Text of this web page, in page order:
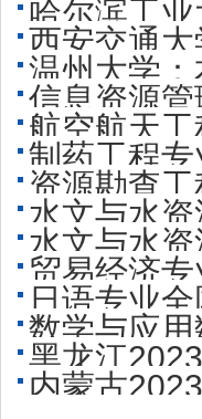
哈尔滨工
西安交通
温州大学
学招生
信息资源
学比较好？
航空航天
学比较好？
制药工程
好？
资源勘查
学比较好？
水文与水
水文与水
业哪些大学
贸易经济
好？
日语专业
数学与应
些大学比较
黑龙江
院校
内蒙古